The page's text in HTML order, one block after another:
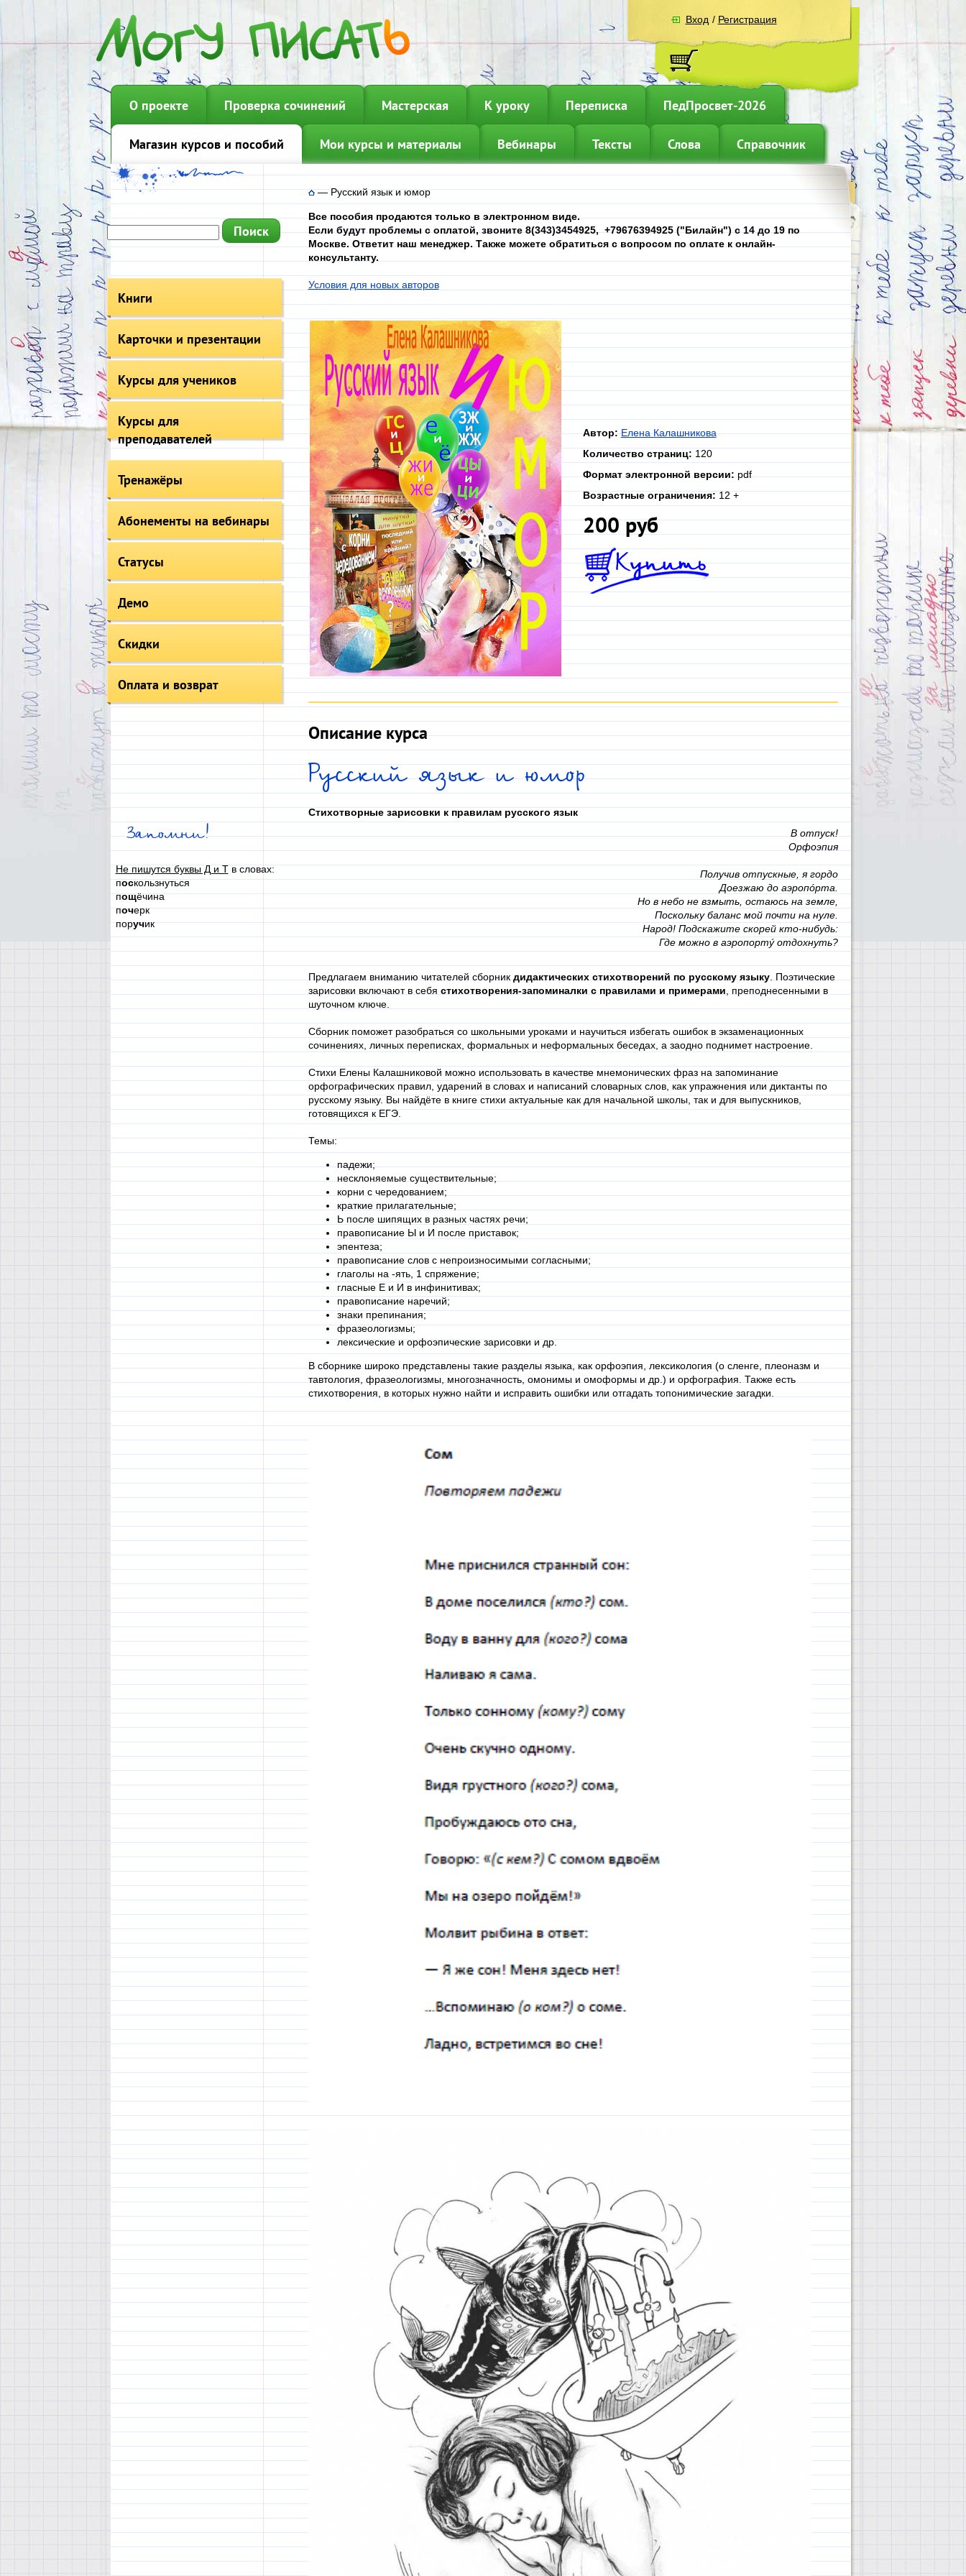
Вход / Регистрация
О проекте Проверка сочинений Мастерская К уроку Переписка ПедПросвет-2026
Магазин курсов и пособий Мои курсы и материалы Вебинары Тексты Слова Справочник
Книги
Карточки и презентации
Курсы для учеников
Курсы для
преподавателей
Тренажёры
Абонементы на вебинары
Статусы
Демо
Скидки
Оплата и возврат
Запомни!
Не пишутся буквы Д и Тв словах:
поскользнуться
пощёчина
почерк
поручик
—Русский язык и юмор
Все пособия продаются только в электронном виде.
Если будут проблемы с оплатой, звоните 8(343)3454925, +79676394925 ("Билайн") с 14 до 19 по
Москве. Ответит наш менеджер. Также можете обратиться с вопросом по оплате к онлайн-
консультанту.
Условия для новых авторов
Автор: Елена Калашникова
Количество страниц: 120
Формат электронной версии: pdf
Возрастные ограничения: 12 +
200 руб
Описание курса
Русский язык и юмор
Стихотворные зарисовки к правилам русского язык
В отпуск!
Орфоэпия
Получив отпускные, я гордо
Доезжаю до аэропóрта.
Но в небо не взмыть, остаюсь на земле,
Поскольку баланс мой почти на нуле.
Народ! Подскажите скорей кто-нибудь:
Где можно в аэропортý отдохнуть?
Предлагаем вниманию читателей сборник дидактических стихотворений по русскому языку. Поэтические
зарисовки включают в себя стихотворения-запоминалки с правилами и примерами , преподнесенными в
шуточном ключе.
Сборник поможет разобраться со школьными уроками и научиться избегать ошибок в экзаменационных
сочинениях, личных переписках, формальных и неформальных беседах, а заодно поднимет настроение.
Стихи Елены Калашниковой можно использовать в качестве мнемонических фраз на запоминание
орфографических правил, ударений в словах и написаний словарных слов, как упражнения или диктанты по
русскому языку. Вы найдёте в книге стихи актуальные как для начальной школы, так и для выпускников,
готовящихся к ЕГЭ.
Темы:
падежи;
несклоняемые существительные;
корни с чередованием;
краткие прилагательные;
Ь после шипящих в разных частях речи;
правописание Ы и И после приставок;
эпентеза;
правописание слов с непроизносимыми согласными;
глаголы на -ять, 1 спряжение;
гласные Е и И в инфинитивах;
правописание наречий;
знаки препинания;
фразеологизмы;
лексические и орфоэпические зарисовки и др.
В сборнике широко представлены такие разделы языка, как орфоэпия, лексикология (о сленге, плеоназм и
тавтология, фразеологизмы, многозначность, омонимы и омоформы и др.) и орфография. Также есть
стихотворения, в которых нужно найти и исправить ошибки или отгадать топонимические загадки.